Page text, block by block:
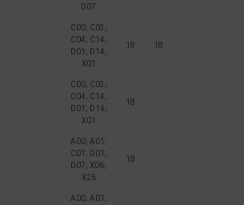
D07
C00; C03;
C04; C14;
D01; D14;
X01
18 18
C00; C03;
C04; C14;
D01; D14;
X01
18
A00; A01;
C01; D01;
D07; X06;
X26
18
A00; A01;